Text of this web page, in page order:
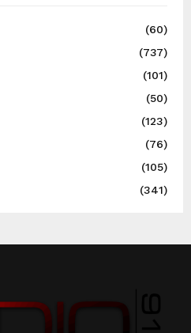
(60)
(737)
(101)
(50)
(123)
(76)
(105)
(341)